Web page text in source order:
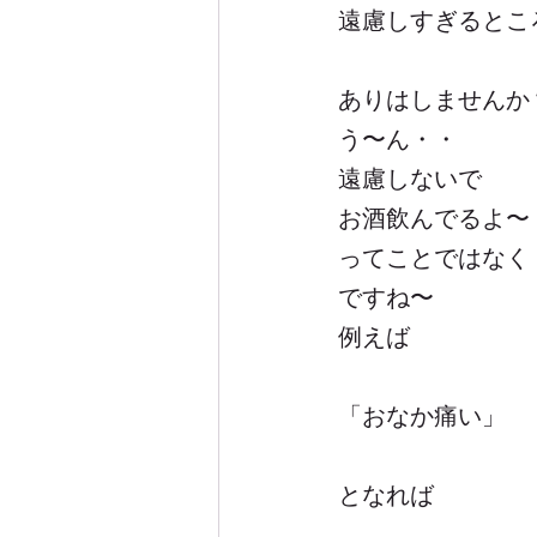
遠慮しすぎるとこ
ありはしませんか
う〜ん・・
遠慮しないで
お酒飲んでるよ〜
ってことではなく
ですね〜
例えば
「おなか痛い」
となれば